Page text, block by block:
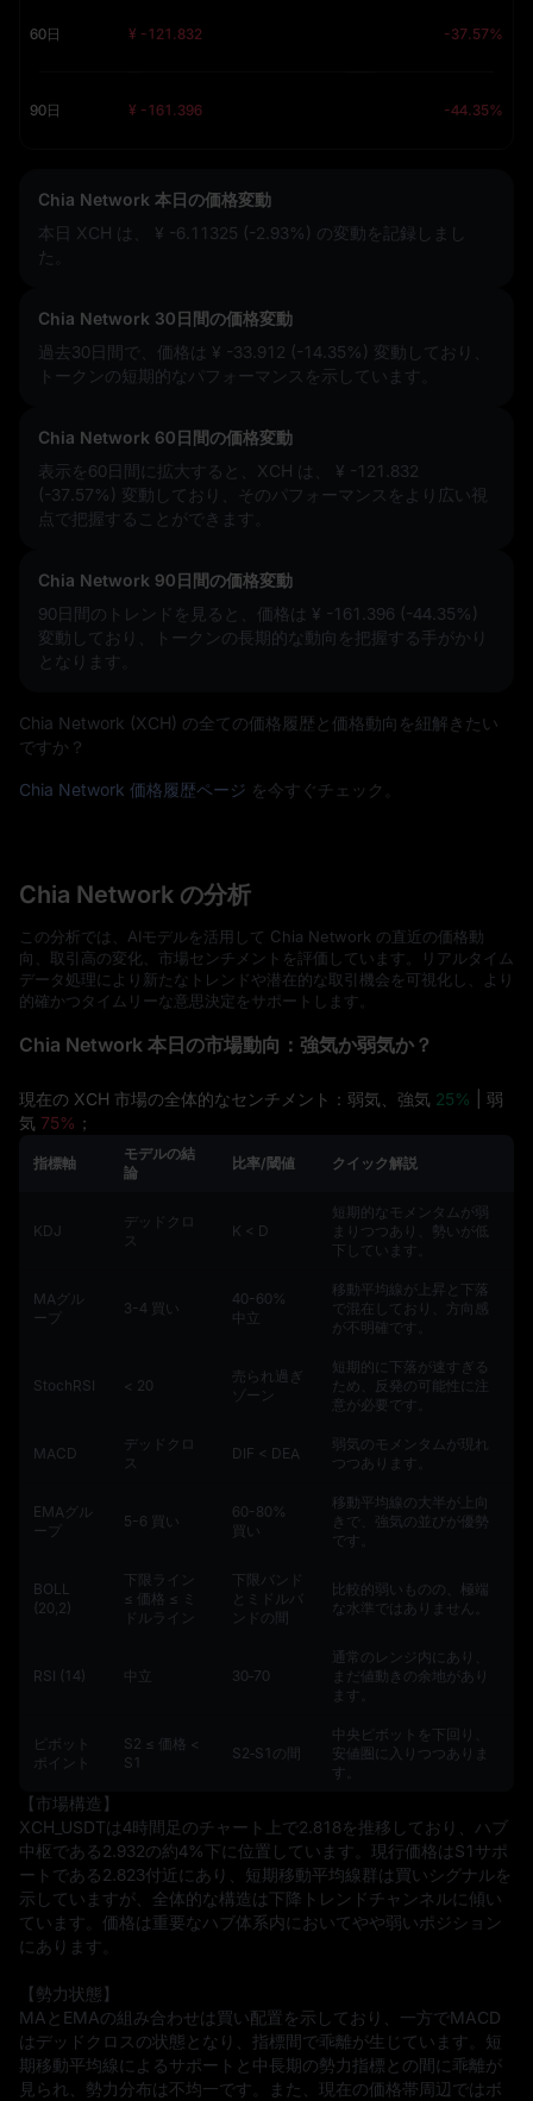
60日 ¥ -121.832 -37.57%
90日 ¥ -161.396 -44.35%
Chia Network 本日の価格変動
本日 XCH は、
¥ -6.11325 (-2.93%) の変動を記録しまし
た。
Chia Network 30日間の価格変動
過去30日間で、価格は ¥ -33.912 (-14.35%) 変動しており、
トークンの短期的なパフォーマンスを示しています。
Chia Network 60日間の価格変動
表示を60日間に拡大すると、XCH は、
¥ -121.832
(-37.57%) 変動しており、そのパフォーマンスをより広い視
点で把握することができます。
Chia Network 90日間の価格変動
90日間のトレンドを見ると、価格は ¥ -161.396 (-44.35%)
変動しており、トークンの長期的な動向を把握する手がかり
となります。
Chia Network (XCH) の全ての価格履歴と価格動向を紐解きたい
ですか？
Chia Network 価格履歴ページ を今すぐチェック。
Chia Network の分析
この分析では、AIモデルを活用して Chia Network の直近の価格動
向、取引高の変化、市場センチメントを評価しています。リアルタイム
データ処理により新たなトレンドや潜在的な取引機会を可視化し、より
的確かつタイムリーな意思決定をサポートします。
Chia Network 本日の市場動向：強気か弱気か？
現在の XCH 市場の全体的なセンチメント：弱気、強気 25%
| 弱
気 75% ；
指標軸
モデルの結
論
比率/閾値 クイック解説
KDJ
デッドクロ
ス
K < D
短期的なモメンタムが弱
まりつつあり、勢いが低
下しています。
MAグル
ープ
3-4 買い
40-60%
中立
移動平均線が上昇と下落
で混在しており、方向感
が不明確です。
StochRSI < 20
売られ過ぎ
ゾーン
短期的に下落が速すぎる
ため、反発の可能性に注
意が必要です。
MACD
デッドクロ
ス
DIF < DEA
弱気のモメンタムが現れ
つつあります。
EMAグル
ープ
5-6 買い
60-80%
買い
移動平均線の大半が上向
きで、強気の並びが優勢
です。
BOLL
(20,2)
下限ライン
≤ 価格 ≤ ミ
ドルライン
下限バンド
とミドルバ
ンドの間
比較的弱いものの、極端
な水準ではありません。
RSI (14) 中立 30‑70
通常のレンジ内にあり、
まだ値動きの余地があり
ます。
ピボット
ポイント
S2 ≤ 価格 <
S1
S2‑S1の間
中央ピボットを下回り、
安値圏に入りつつありま
す。
【市場構造】
XCH_USDTは4時間足のチャート上で2.818を推移しており、ハブ
中枢である2.932の約4%下に位置しています。現行価格はS1サポ
ートである2.823付近にあり、短期移動平均線群は買いシグナルを
示していますが、全体的な構造は下降トレンドチャンネルに傾い
ています。価格は重要なハブ体系内においてやや弱いポジション
にあります。
【勢力状態】
MAとEMAの組み合わせは買い配置を示しており、一方でMACD
はデッドクロスの状態となり、指標間で乖離が生じています。短
期移動平均線によるサポートと中長期の勢力指標との間に乖離が
見られ、勢力分布は不均一です。また、現在の価格帯周辺ではボ